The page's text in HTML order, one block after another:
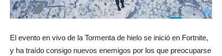
El evento en vivo de la Tormenta de hielo se inició en Fortnite,
y ha traído consigo nuevos enemigos por los que preocuparse